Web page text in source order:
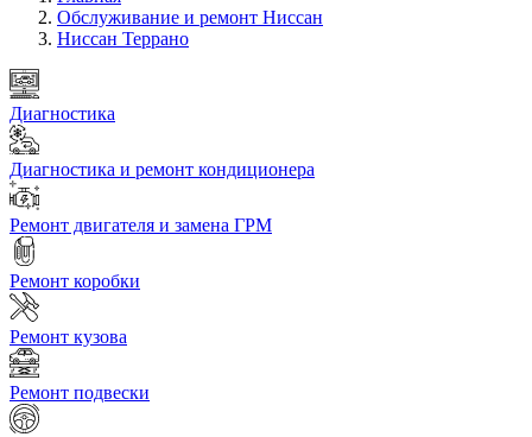
Обслуживание и ремонт Ниссан
Ниссан Террано
Диагностика
Диагностика и ремонт кондиционера
Ремонт двигателя и замена ГРМ
Ремонт коробки
Ремонт кузова
Ремонт подвески